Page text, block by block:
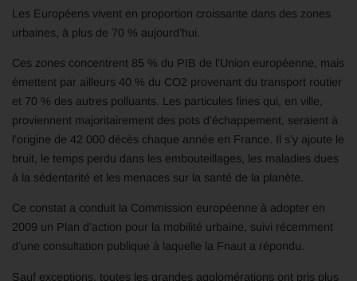
Les Européens vivent en proportion croissante dans des zones
urbaines, à plus de 70 % aujourd’hui.
Ces zones concentrent 85 % du PIB de l’Union européenne, mais
émettent par ailleurs 40 % du CO2 provenant du transport routier
et 70 % des autres polluants. Les particules fines qui, en ville,
proviennent majoritairement des pots d’échappement, seraient à
l’origine de 42 000 décès chaque année en France. Il s’y ajoute le
bruit, le temps perdu dans les embouteillages, les maladies dues
à la sédentarité et les menaces sur la santé de la planète.
Ce constat a conduit la Commission européenne à adopter en
2009 un Plan d’action pour la mobilité urbaine, suivi récemment
d’une consultation publique à laquelle la Fnaut a répondu.
Sauf exceptions, toutes les grandes agglomérations ont pris plus